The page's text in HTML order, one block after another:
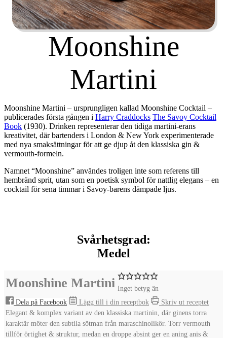
Moonshine
Martini
Moonshine Martini – ursprungligen kallad Moonshine Cocktail –
publicerades första gången i Harry Craddocks The Savoy Cocktail
Book (1930). Drinken representerar den tidiga martini-erans
kreativitet, där bartenders i London & New York experimenterade
med nya smaksättningar för att ge djup åt den klassiska gin &
vermouth-formeln.
Namnet “Moonshine” användes troligen inte som referens till
hembränd sprit, utan som en poetisk symbol för nattlig elegans – en
cocktail för sena timmar i Savoy-barens dämpade ljus.
Svårhetsgrad:
Medel
Moonshine Martini Inget betyg än
Dela på Facebook
Lägg till i din receptbok
Skriv ut receptet
Elegant & komplex variant av den klassiska martinin, där ginens torra
karaktär möter den subtila sötman från maraschinolikör. Torr vermouth
tillför örtighet & struktur, medan en droppe absint ger en aning anis &